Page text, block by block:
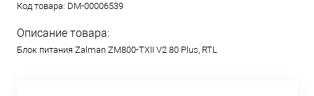
Код товара: DM-00006539
Описание товара:
Блок питания Zalman ZM800-TXII V2 80 Plus, RTL